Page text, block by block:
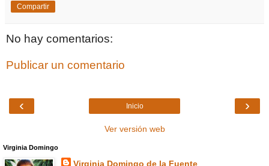
Compartir
No hay comentarios:
Publicar un comentario
‹ ›
Inicio
Ver versión web
Virginia Domingo
Virginia Domingo de la Fuente